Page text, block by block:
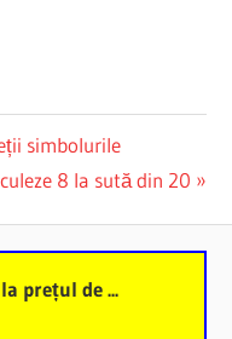
simbolurile
8 la sută din 20
prețul de ...